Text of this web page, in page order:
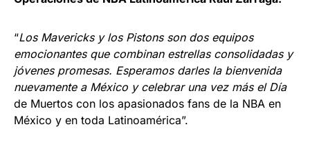
“Los Mavericks y los Pistons son dos equipos
emocionantes que combinan estrellas consolidadas y
jóvenes promesas. Esperamos darles la bienvenida
nuevamente a México y celebrar una vez más el Día
de Muertos con los apasionados fans de la NBA en
México y en toda Latinoamérica”.